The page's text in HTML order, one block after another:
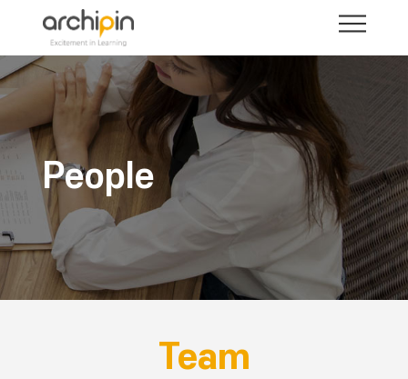
People
Team